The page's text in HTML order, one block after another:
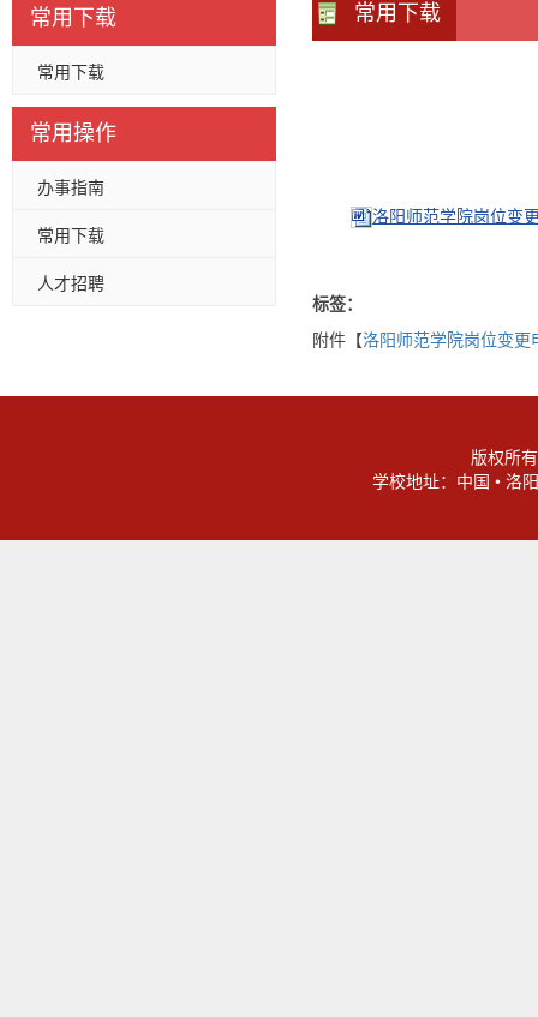
常用下载
常用下载
常用操作
办事指南
常用下载
人才招聘
常用下载
洛阳师范学院岗位变
标签：
附件【洛阳师范学院岗位变更
版权所
学校地址：中国 • 洛